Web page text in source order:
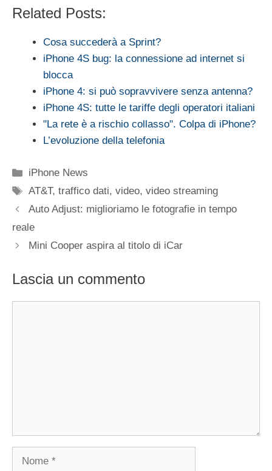
Related Posts:
Cosa succederà a Sprint?
iPhone 4S bug: la connessione ad internet si
blocca
iPhone 4: si può sopravvivere senza antenna?
iPhone 4S: tutte le tariffe degli operatori italiani
"La rete è a rischio collasso". Colpa di iPhone?
L’evoluzione della telefonia
Categorie
iPhone News
Tag
AT&T,traffico dati,video,video streaming
Auto Adjust: miglioriamo le fotografie in tempo
reale
Mini Cooper aspira al titolo di iCar
Lascia un commento
Nome